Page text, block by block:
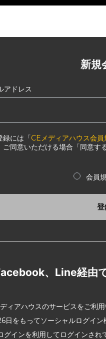
新規
アドレス
録には「CEメディアハウス会員
ご同意いただける場合「同意す
会員
登
、Line経由
ィアハウスのサービスをご利
日をもってソーシャルログイン
グインを利用してログインさ